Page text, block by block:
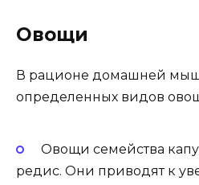
Овощи
В рационе домашней
определенных видов
Овощи семейства
редис. Они приводят к